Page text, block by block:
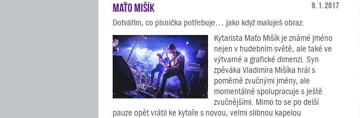
9. 1. 2017
Maťo Mišík
Dotvářím, co písnička potřebuje… jako když maluješ obraz.
Kytarista Maťo Mišík je známé jméno
nejen v hudebním světě, ale také ve
výtvarné a grafické dimenzi. Syn
zpěváka Vladimíra Mišíka hrál s
poměrně zvučnými jmény, ale
momentálně spolupracuje s ještě
zvučnějšími. Mimo to se po delší
pauze opět vrátil ke kytaře s novou, velmi slibnou kapelou